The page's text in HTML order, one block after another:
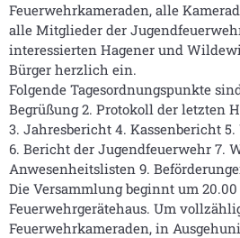
Feuerwehrkameraden, alle
alle Mitglieder der
interessierten Hagener und
Bürger herzlich ein.
Folgende Tagesordnungspunkte
Begrüßung 2. Protokoll der letzten
3. Jahresbericht 4. Kassenbericht
6. Bericht der Jugendfeuerwehr 7.
Anwesenheitslisten 9.
Die Versammlung beginnt um
Feuerwehrgerätehaus. Um
Feuerwehrkameraden, in